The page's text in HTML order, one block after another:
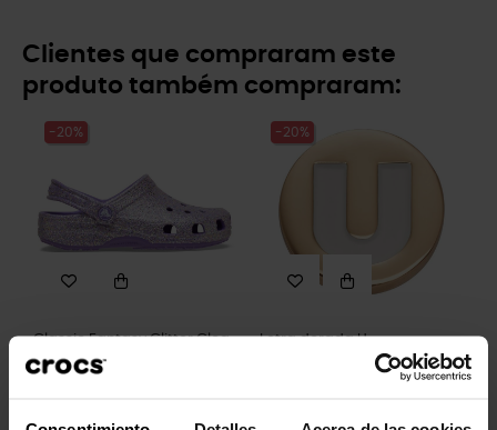
Clientes que compraram este
produto também compraram:
-20%
Classic Fantasy Glitter Clog
K
-20%
Letra dorada U